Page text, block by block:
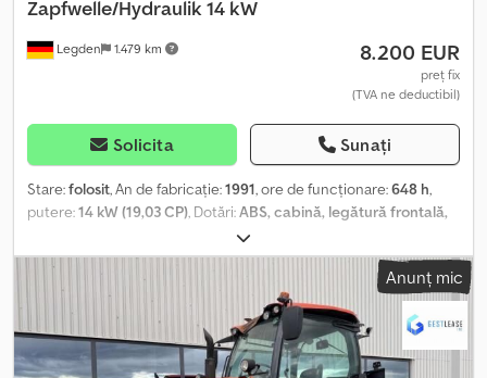
Legden 1.479 km
Zapfwelle/Hydraulik 14 kW
8.200 EUR
preț fix
(TVA ne deductibil)
Solicita Sunați
Stare:folosit, An de fabricație:1991, ore de funcționare:648 h,
putere:14 kW (19,03 CP), Dotări:ABS, cabină, legătură frontală,
, John Deere 670 – Tractor pentru utilizare în
ferme * priză de putere spate cu variație continuă * sistem de
ridicare față * sistem hidraulic frontal * sistem de ridicare spate *
tracțiune integrală cuplabilă * lamă de zăpadă pivotantă Date
tehnice: * Motor: Yanmar, 3 cilindri, diesel * Putere: 14,4 kW *
Cilindree: 0,9 l * Greutate: aprox. 843 kg * Viteza maximă: aprox.
16,7 km/h * Anvelope față: 6-12 * Anvelope spate: 9.5-16 *
Anunț mic